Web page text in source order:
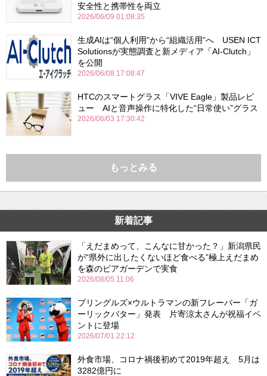
安全性と携帯性を両立
2026/06/09 01:08:35
生成AIは“個人利用”から“組織活用”へ USEN ICT
Solutionsが実態調査と新メディア「AI-Clutch」
を公開
2026/06/08 17:08:47
HTCのスマートグラス「VIVE Eagle」製品レビ
ュー AIと音声操作に特化した“日常使い”グラス
2026/06/03 17:30:42
もっとみる
新着記事
「えだまめって、こんなに甘かった？」新潟県民
が“県外に出したくないほど食べる”極上えだまめ
を森のビアガーデンで実食
2026/08/05 11:06
プリングルズ×ウルトラマンの新フレーバー「ガ
ーリックバター」発表 片寄涼太さんが祝福イベ
ントに登場
2026/07/01 22:12
外食市場、コロナ禍後初めて2019年超え 5月は
3282億円に